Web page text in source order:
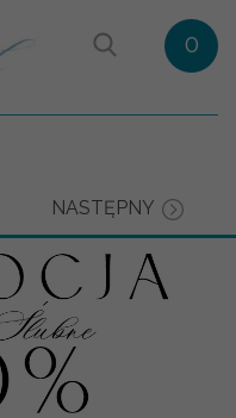
0
NASTĘPNY